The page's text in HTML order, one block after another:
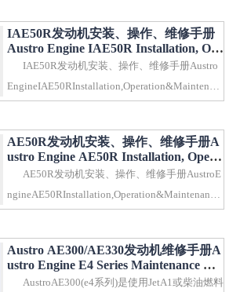
IAE50R发动机安装、操作、维修手册
Austro Engine IAE50R Installation, Ope
ration & Maintenance Manual
IAE50R发动机安装、操作、维修手册Austro
EngineIAE50RInstallation,Operation&Maintenan
AE50R发动机安装、操作、维修手册A
ustro Engine AE50R Installation, Opera
tion & Maintenance Manual
AE50R发动机安装、操作、维修手册AustroE
ngineAE50RInstallation,Operation&Maintenance
Austro AE300/AE330发动机维修手册A
ustro Engine E4 Series Maintenance Ma
nual(2015)
AustroAE300(e4系列)是使用JetA1或柴油燃料